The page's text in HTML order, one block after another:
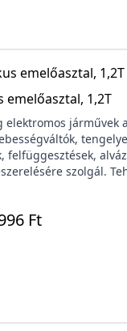
1,2T
elektromos járművek
felfüggesztések,
szolgál.
Ft